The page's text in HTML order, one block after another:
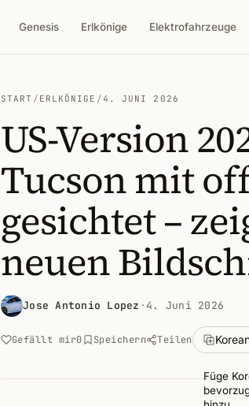
Genesis Erlkönige Elektrofahrzeuge
START / ERLKÖNIGE / 4. JUNI 2026
US-Version
Tucson mit
gesichtet –
neuen
Jose Antonio Lopez · 4. Juni 2026
Gefällt mir0 Speichern Teilen
Füge